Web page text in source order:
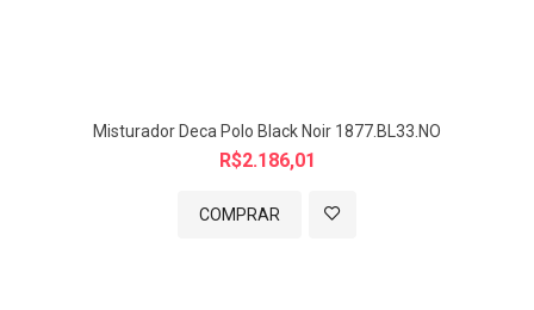
Misturador Deca Polo Black Noir 1877.BL33.NO
R$2.186,01
COMPRAR